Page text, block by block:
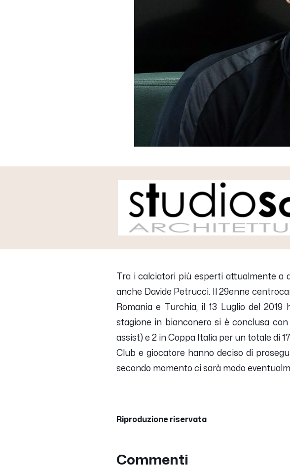
Tra i calciatori più esperti attualmente a
anche Davide Petrucci. Il 29enne
Romania e Turchia, il 13 Luglio del
stagione in bianconero si è conclusa
assist) e 2 in Coppa Italia per un totale di
Club e giocatore hanno deciso di
secondo momento ci sarà modo
Riproduzione riservata
Commenti